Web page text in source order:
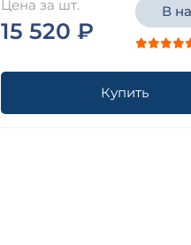
Цена за шт.
15 520 ₽
В
Купить